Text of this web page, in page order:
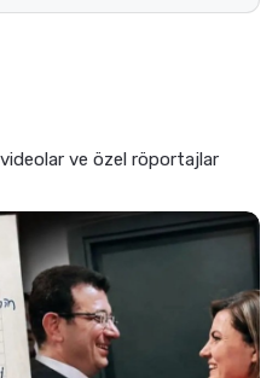
ve özel röportajlar